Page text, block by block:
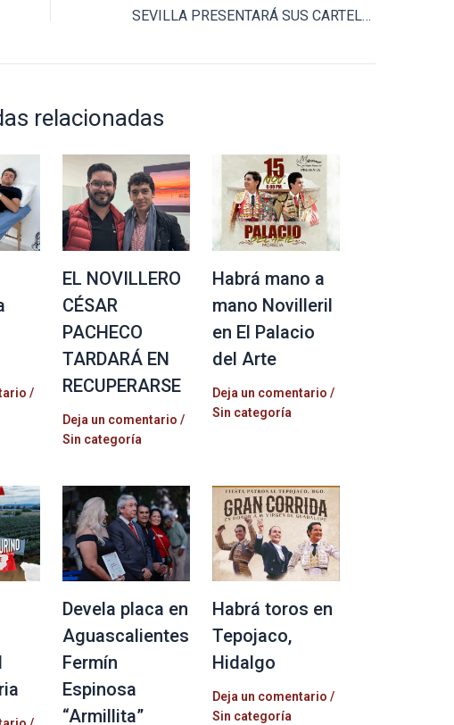
SEVILLA PRESENTARÁ SUS CARTELES EN UNA GRAN GALA PÚBLICA
relacionadas
/
EL NOVILLERO
CÉSAR
PACHECO
TARDARÁ EN
RECUPERARSE
Deja un comentario /
Sin categoría
Habrá mano a
mano Novilleril
en El Palacio
del Arte
Deja un comentario /
Sin categoría
Devela placa en
Aguascalientes
Fermín
Espinosa
“Armillita”
Habrá toros en
Tepojaco,
Hidalgo
Deja un comentario /
Sin categoría